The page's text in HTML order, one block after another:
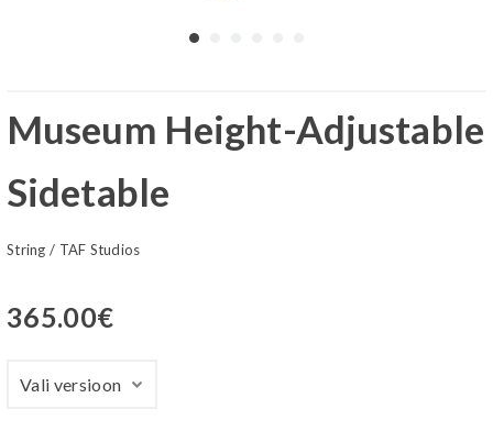
Museum Height-Adjustable
Sidetable
String / TAF Studios
365.00€